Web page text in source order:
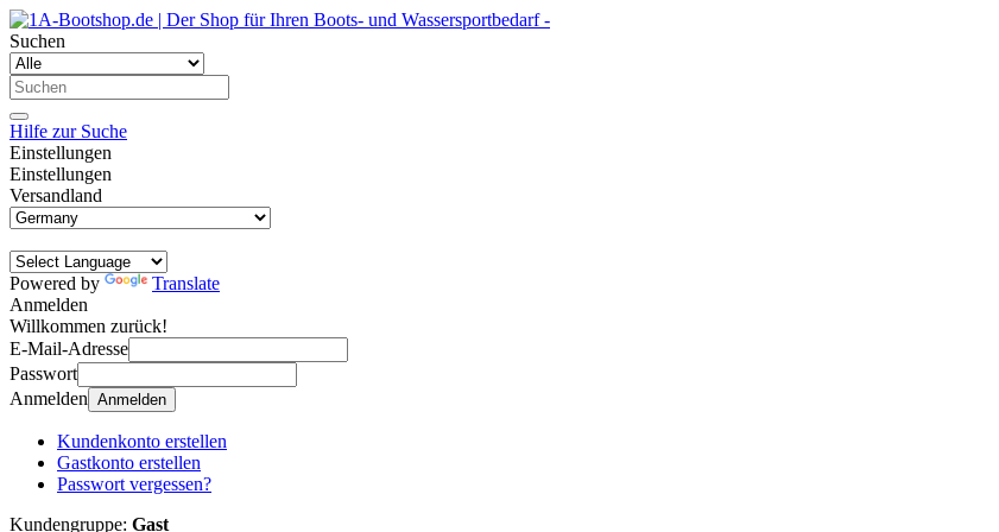
Suchen
Hilfe zur Suche
Einstellungen
Einstellungen
Versandland
Powered by
Translate
Anmelden
Willkommen zurück!
E-Mail-Adresse
Passwort
Anmelden Anmelden
Kundenkonto erstellen
Gastkonto erstellen
Passwort vergessen?
Kundengruppe: Gast